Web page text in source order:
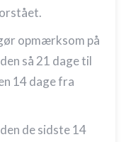
opmærksom på
så 21 dage til
14 dage fra
de sidste 14